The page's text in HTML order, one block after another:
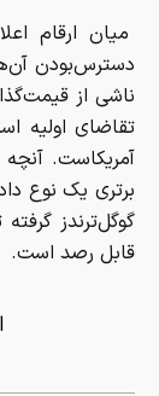
میان ارقام
دسترس‌بودن
ناشی از
تقاضای اولیه
آمریکاست.
برتری یک نوع
گوگل‌ترندز
قابل رصد است.